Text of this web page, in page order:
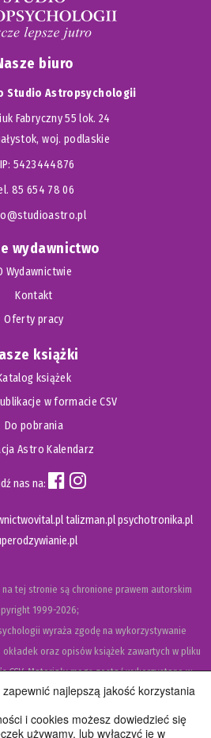
biuro
Studio Astropsychologii
Fabryczny 55 lok. 24
woj. podlaskie
5423444876
85 654 78 06
wydawnictwo
Wydawnictwie
Kontakt
Oferty pracy
książki
książek
w formacie CSV
Do pobrania
Astro Kalendarz
nas na:
talizman.plpsychotronika.pl
tej stronie są chronione prawem autorskim
1999-2026;
wyraża zgodę na wykorzystywanie
oraz opisów książek zawartych w pliku
CSV. Materiały mogą zostać wykorzystane w
internetowych, bibliotecznych (OPAC) oraz
dystrybucję książek. Usunięcie materiału z ww.
jest z cofnięciem udzielonej zgody.
najlepszą jakość korzystania
i cookies możesz dowiedzieć się
używamy, lub wyłączyć je w